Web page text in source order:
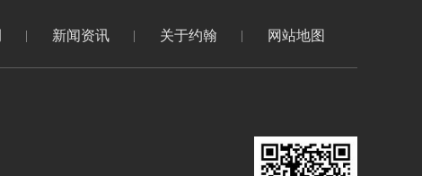
新闻资讯 关于约翰 网站地图